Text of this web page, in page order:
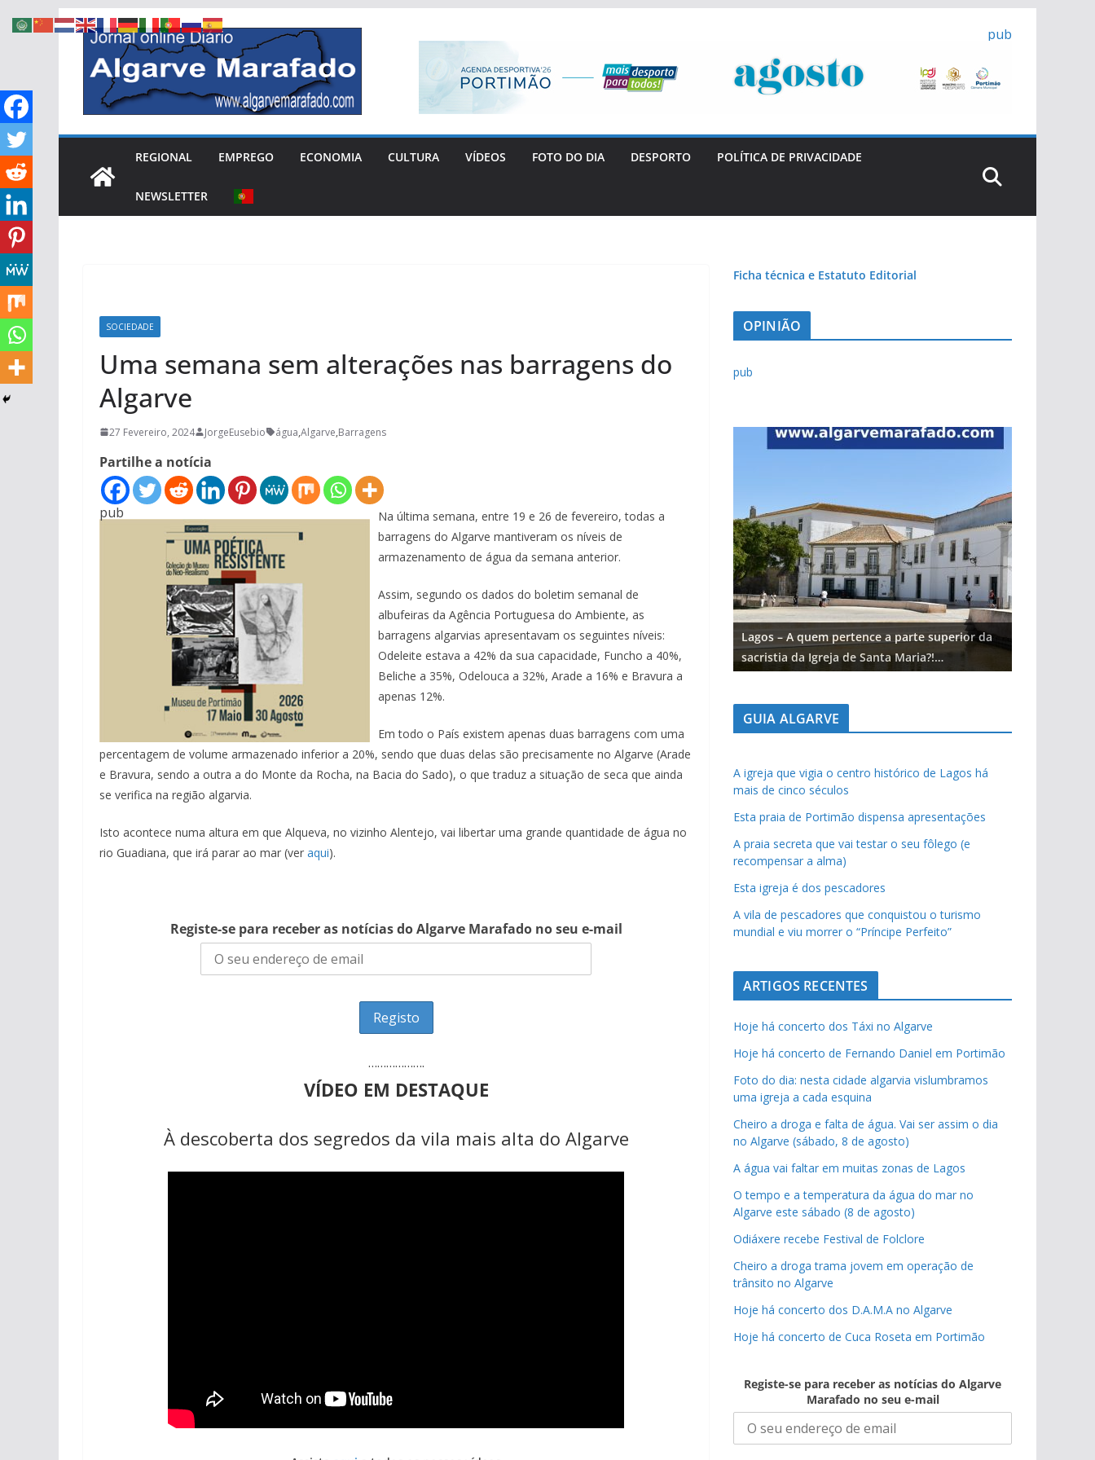
Skip
content
pub
REGIONAL EMPREGO ECONOMIA CULTURA VÍDEOS FOTO DO DIA DESPORTO POLÍTICA DE PRIVACIDADE
NEWSLETTER
SOCIEDADE
Uma semana sem alterações nas barragens do
Algarve
27 Fevereiro, 2024 JorgeEusebio água,Algarve,Barragens
Partilhe a notícia
pub
Na última semana, entre 19 e 26 de fevereiro, todas a
barragens do Algarve mantiveram os níveis de
armazenamento de água da semana anterior.
Assim, segundo os dados do boletim semanal de
albufeiras da Agência Portuguesa do Ambiente, as
barragens algarvias apresentavam os seguintes níveis:
Odeleite estava a 42% da sua capacidade, Funcho a 40%,
Beliche a 35%, Odelouca a 32%, Arade a 16% e Bravura a
apenas 12%.
Em todo o País existem apenas duas barragens com uma
percentagem de volume armazenado inferior a 20%, sendo que duas delas são precisamente no Algarve (Arade
e Bravura, sendo a outra a do Monte da Rocha, na Bacia do Sado), o que traduz a situação de seca que ainda
se verifica na região algarvia.
Isto acontece numa altura em que Alqueva, no vizinho Alentejo, vai libertar uma grande quantidade de água no
rio Guadiana, que irá parar ao mar (ver aqui).
Registe-se para receber as notícias do Algarve Marafado no seu e-mail
……………….
VÍDEO EM DESTAQUE
À descoberta dos segredos da vila mais alta do Algarve
Ficha técnica e Estatuto Editorial
OPINIÃO
pub
Lagos – A quem pertence a parte superior da
sacristia da Igreja de Santa Maria?!…
Lagos – A quem pertence a parte superior da
sacristia da Igreja de Santa Maria?!…
GUIA ALGARVE
A igreja que vigia o centro histórico de Lagos há
mais de cinco séculos
Esta praia de Portimão dispensa apresentações
A praia secreta que vai testar o seu fôlego (e
recompensar a alma)
Esta igreja é dos pescadores
A vila de pescadores que conquistou o turismo
mundial e viu morrer o “Príncipe Perfeito”
ARTIGOS RECENTES
Hoje há concerto dos Táxi no Algarve
Hoje há concerto de Fernando Daniel em Portimão
Foto do dia: nesta cidade algarvia vislumbramos
uma igreja a cada esquina
Cheiro a droga e falta de água. Vai ser assim o dia
no Algarve (sábado, 8 de agosto)
A água vai faltar em muitas zonas de Lagos
O tempo e a temperatura da água do mar no
Algarve este sábado (8 de agosto)
Odiáxere recebe Festival de Folclore
Cheiro a droga trama jovem em operação de
trânsito no Algarve
Hoje há concerto dos D.A.M.A no Algarve
Hoje há concerto de Cuca Roseta em Portimão
Registe-se para receber as notícias do Algarve
Marafado no seu e-mail